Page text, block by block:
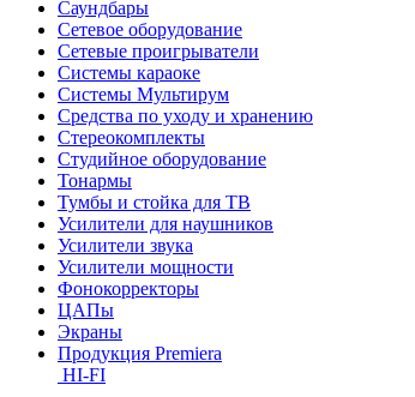
Саундбары
Сетевое оборудование
Сетевые проигрыватели
Системы караоке
Системы Мультирум
Средства по уходу и хранению
Стереокомплекты
Студийное оборудование
Тонармы
Тумбы и стойка для ТВ
Усилители для наушников
Усилители звука
Усилители мощности
Фонокорректоры
ЦАПы
Экраны
Продукция Premiera
HI-FI